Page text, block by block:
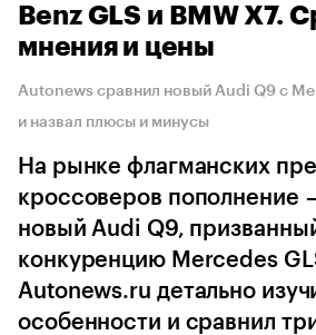
Benz GLS и BMW X7.
мнения и цены
Autonews сравнил новый Audi Q9 с
и назвал плюсы и минусы
На рынке флагманских
кроссоверов пополнение
новый Audi Q9,
конкуренцию Mercedes
Autonews.ru детально
особенности и сравнил